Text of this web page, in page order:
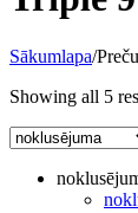
Sākumlapa/
Showing all 5